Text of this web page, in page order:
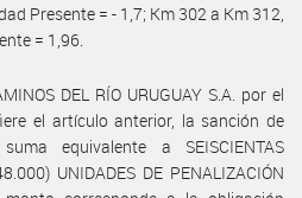
Presente = - 1,7; Km 302 a Km 312,
= 1,96.
DEL RÍO URUGUAY S.A. por el
el artículo anterior, la sanción de
equivalente a SEISCIENTAS
UNIDADES DE PENALIZACIÓN